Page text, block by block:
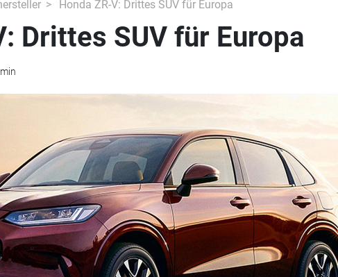
Honda ZR-V: Drittes SUV für Europa
Drittes SUV für Europa